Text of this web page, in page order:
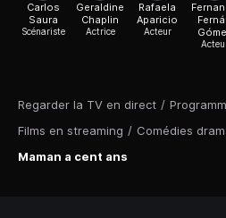
Regarder la TV en direct /
Films en streaming / Comédies
Maman a cent ans
Carlos
Saura
Scénariste
Geraldine
Chaplin
Actrice
Rafaela
Aparicio
Acteur